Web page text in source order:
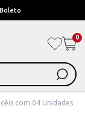
juros
0
com 04 Unidades